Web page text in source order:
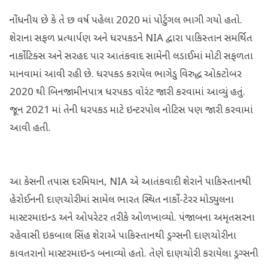
નોંધનીય છે કે તે છ વર્ષ પહેલા 2020 માં પોર્ટુગલ ભાગી ગયો હતો.
શેરાના સફળ પ્રત્યાર્પણ અને ધરપકડને NIA દ્વારા પાકિસ્તાન સમર્થિત
નાર્કોટિક્સ અને સરહદ પાર આતંકવાદ સામેની લડાઈમાં મોટી સફળતા
માનવામાં આવી રહી છે. ધરપકડ કરાયેલ ભાગેડુ વિરુદ્ધ ઓક્ટોબર
2020 થી બિનજામીનપાત્ર ધરપકડ વોરંટ જારી કરવામાં આવ્યું હતું.
જૂન 2021 માં તેની ધરપકડ માટે ઇન્ટરપોલ નોટિસ પણ જારી કરવામાં
આવી હતી.
આ કેસની તપાસ દરમિયાન, NIA એ આતંકવાદી શેરાને પાકિસ્તાનથી
હેરોઈનની દાણચોરીમાં સામેલ ભારત સ્થિત નાર્કો-ટેરર મોડ્યુલના
માસ્ટરમાઇન્ડ અને ઓપરેટર તરીકે ઓળખાવ્યો. પંજાબના અમૃતસરના
રહેવાસી ઇકબાલ સિંહ શેરાએ પાકિસ્તાનથી ડ્રગ્સની દાણચોરીના
કાવતરાનો માસ્ટરમાઇન્ડ બનાવ્યો હતો. તેણે દાણચોરી કરાયેલા ડ્રગ્સની